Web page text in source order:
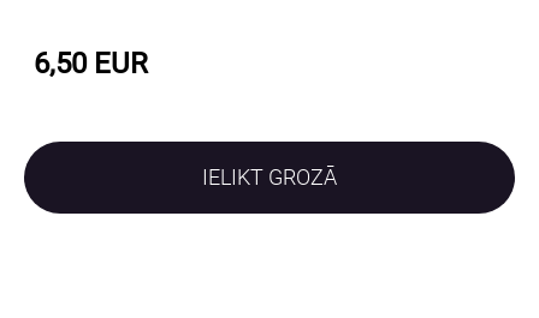
6,50 EUR
IELIKT GROZĀ